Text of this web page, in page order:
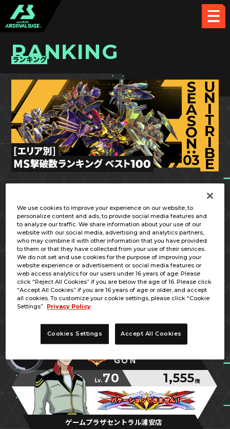
RANKING
ランキング
1
神奈川県
あいうえお
Lv.65 1,622機
ベアッガイFの攻撃的な妹
ベアッガイFの攻撃的な妹
ベアッガイFの攻撃的な妹
千葉県
ＧＯＮ
Lv.70 1,555機
バケーションできません！
バケーションできません！
バケーションできません！
ゲームプラザセントラル浦安店
We use cookies to improve your experience on our website, to
personalize content and ads, to provide social media features and
to analyze our traffic. We share information about your use of our
website with our social media, advertising and analytics partners,
who may combine it with other information that you have provided
to them or that they have collected from your use of their services.
We do not set and use cookies for the purpose of improving your
website experience or advertisement or social media features or
web access analytics for our users under 16 years of age. Please
click “Reject All Cookies” if you are below the age of 16. Please click
“Accept All Cookies” if you are 16 years of age or older, and accept
all cookies. To customize your cookie settings, please click “Cookie
Settings”. Privacy Policy
Cookies Settings Accept All Cookies